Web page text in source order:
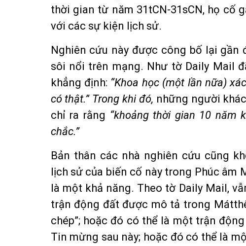
thời gian từ năm 31tCN-31sCN, họ cố
với các sự kiện lịch sử.
Nghiên cứu này được công bố lại gần
sôi nổi trên mạng. Như tờ Daily Mail
khẳng định: “Khoa học (một lần nữa)
có thật.” Trong khi đó, những người
chỉ ra rằng “khoảng thời gian 10 năm
chắc.”
Bản thân các nhà nghiên cứu cũng
lịch sử của biến cố này trong Phúc âm
là một khả năng. Theo tờ Daily Mail,
trận động đất được mô tả trong
chép”; hoặc đó có thể là một trận
Tin mừng sau này; hoặc đó có thể là